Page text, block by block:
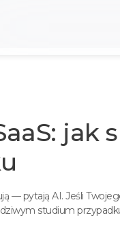
— pytają AI. Jeśli
studium